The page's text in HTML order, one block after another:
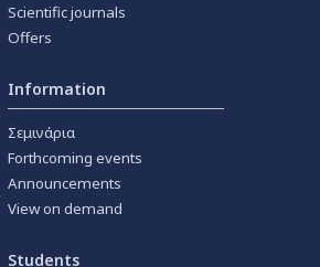
Scientific journals
Offers
Information
Σεμινάρια
Forthcoming events
Announcements
View on demand
Students